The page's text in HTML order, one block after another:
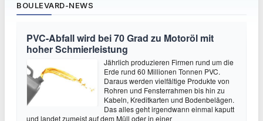
BOULEVARD-NEWS
PVC-Abfall wird bei 70 Grad zu Motoröl mit
hoher Schmierleistung
Jährlich produzieren Firmen rund um die
Erde rund 60 Millionen Tonnen PVC.
Daraus werden vielfältige Produkte von
Rohren und Fensterrahmen bis hin zu
Kabeln, Kreditkarten und Bodenbelägen.
Das alles geht irgendwann einmal kaputt
und landet zumeist auf dem Müll oder in einer